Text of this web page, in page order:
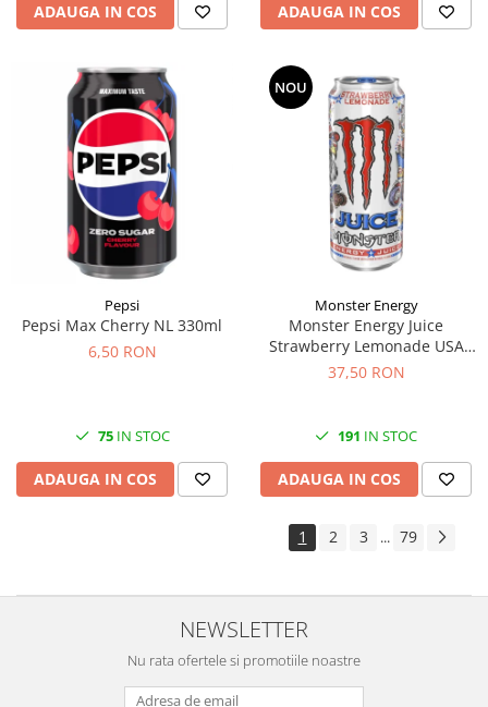
ADAUGA IN COS ADAUGA IN COS
Pepsi
Pepsi Max Cherry NL 330ml
6,50 RON
75IN STOC
ADAUGA IN COS
NOU
Monster Energy
Monster Energy Juice
Strawberry Lemonade USA
473ml
37,50 RON
191 IN STOC
ADAUGA IN COS
1 2 3 ... 79
NEWSLETTER
Nu rata ofertele si promotiile noastre